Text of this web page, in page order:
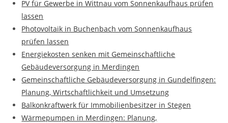
PV für Gewerbe in Wittnau vom Sonnenkaufhaus prüfen
lassen
Photovoltaik in Buchenbach vom Sonnenkaufhaus
prüfen lassen
Energiekosten senken mit Gemeinschaftliche
Gebäudeversorgung in Merdingen
Gemeinschaftliche Gebäudeversorgung in Gundelfingen:
Planung, Wirtschaftlichkeit und Umsetzung
Balkonkraftwerk für Immobilienbesitzer in Stegen
Wärmepumpen in Merdingen: Planung,